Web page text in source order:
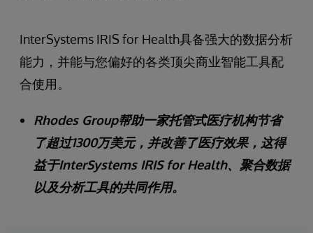
InterSystems IRIS for Health具备强大的数据分析
能力，并能与您偏好的各类顶尖商业智能工具配
合使用。
Rhodes Group帮助一家托管式医疗机构节省
了超过1300万美元，并改善了医疗效果，这得
益于InterSystems IRIS for Health、聚合数据
以及分析工具的共同作用。